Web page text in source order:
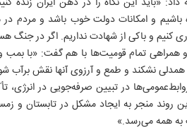
باشیم و امکانات دولت خوب باشد و مردم
و باکی از شهادت نداریم. اگر در جنگ
تمام قومیت‌ها با هم گفت: «با بمب و
همدلی نشکند و طمع و آرزوی آنها نقش‌ برآب
در تبیین صرفه‌جویی در انرژی،
روند منجر به ایجاد مشکل در تابستان و
به همه می‌رسد.»